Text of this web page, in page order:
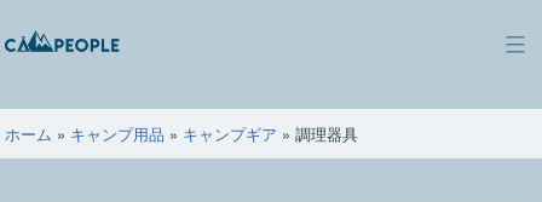
ン
ツ
へ
キ
ン
ピ
ー
ホーム » キャンプ用品 » キャンプギア » 調理器具